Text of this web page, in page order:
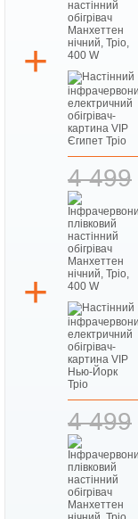
4 499
4 499